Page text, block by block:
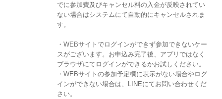
でに参加費及びキャンセル料の入金が反映されてい
ない場合はシステムにて自動的にキャンセルされま
す。
・WEBサイトでログインができず参加できないケー
スがございます。お申込み完了後、アプリではなく
ブラウザにてログインができるかお試しください。
・WEBサイトの参加予定欄に表示がない場合やログ
インができない場合は、LINEにてお問い合わせくだ
さい。